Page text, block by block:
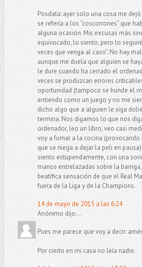
Posdata: ayer solo una cosa me
se refería a los “coscorrones” que
alguna ocasión. Mis excusas más
equivocado, lo siento, pero lo
veces que venga al caso”. No hay
aunque me duela que alguien se
le dure cuando ha cerrado el
veces se produzcan errores
oportunidad (tampoco se hunde el
entiendo como un juego y no me
dicho algo que a alguien le siga
termina. Nos digamos lo que nos
ordenador, leo un libro, veo casi
voy a fumar a la cocina
que se niega a dejar la peli en
siento estupendamente, con una
manos entrelazadas sobre la
beatífica sensación de que el Real
fuera de la Liga y de la Champions.
14 de mayo de 2015 a las 6:24
Anónimo dijo...
Pues me parece que voy a decir:
Por cierto en mi casa no leía nadie.